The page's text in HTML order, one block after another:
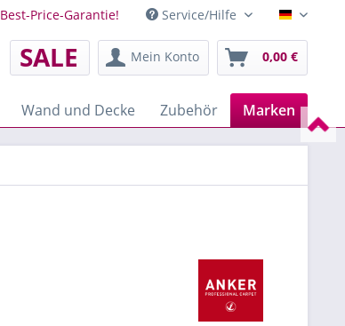
Best-Price-Garantie! Service/Hilfe Deutsch
SALE Mein Konto 0,00 €
Wand und Decke Zubehör Marken